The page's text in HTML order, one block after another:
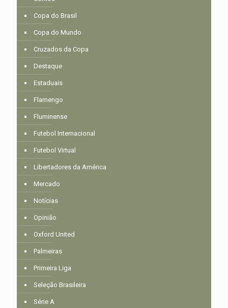
Copa do Brasil
Copa do Mundo
Cruzados da Copa
Destaque
Estaduais
Flamengo
Fluminense
Futebol Internacional
Futebol Virtual
Libertadores da América
Mercado
Notícias
Opinião
Oxford United
Palmeiras
Primeira Liga
Seleção Brasileira
Série A